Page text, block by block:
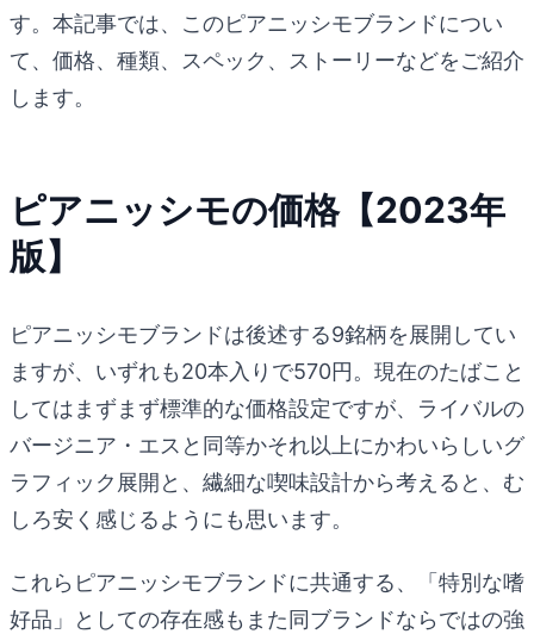
す。本記事では、このピアニッシモブランドについ
て、価格、種類、スペック、ストーリーなどをご紹介
します。
ピアニッシモの価格【2023年
版】
ピアニッシモブランドは後述する9銘柄を展開してい
ますが、いずれも20本入りで570円。現在のたばこと
してはまずまず標準的な価格設定ですが、ライバルの
バージニア・エスと同等かそれ以上にかわいらしいグ
ラフィック展開と、繊細な喫味設計から考えると、む
しろ安く感じるようにも思います。
これらピアニッシモブランドに共通する、「特別な嗜
好品」としての存在感もまた同ブランドならではの強